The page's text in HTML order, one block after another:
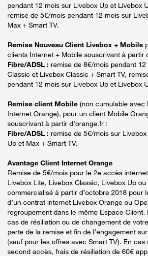
pendant 12 mois sur Livebox Up et Livebox
remise de 5€/mois pendant 12 mois sur
Max + Smart TV.
Remise Nouveau Client Livebox + Mobile
clients Internet + Mobile souscrivant à partir
Fibre/ADSL : remise de 8€/mois pendant
Classic et Livebox Classic + Smart TV,
pendant 12 mois sur Livebox Up et Livebox
Remise client Mobile (non cumulable avec
Internet Orange), pour un client Mobile
souscrivant à partir d’orange.fr :
Fibre/ADSL : remise de 5€/mois sur
Up et Max + Smart TV.
Avantage Client Internet Orange
Remise de 5€/mois pour le 2e accès
Livebox Lite, Livebox Classic, Livebox Up
commercialisé à partir d’octobre 2018 pour
d’un contrat internet Livebox Orange ou
regroupement dans le même Espace Client.
cas de résiliation ou de changement de
perte de la remise et fin de l’engagement
(sauf pour les offres avec Smart TV). En cas
second accès, frais de résiliation de 60€